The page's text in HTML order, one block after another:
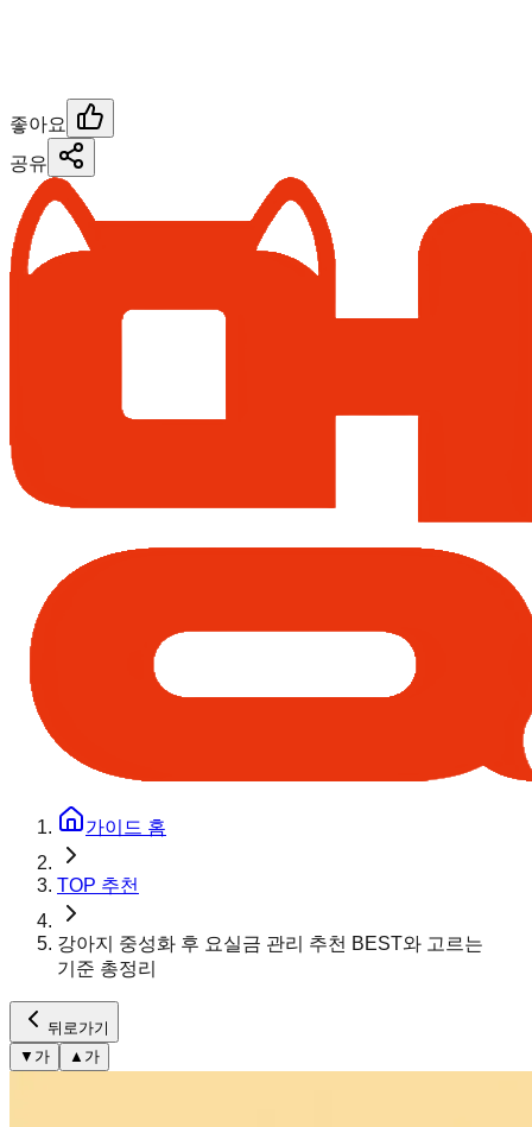
좋아요
공유
가이드 홈
TOP 추천
강아지 중성화 후 요실금 관리 추천 BEST와 고르는
기준 총정리
뒤로가기
▼ 가 ▲ 가